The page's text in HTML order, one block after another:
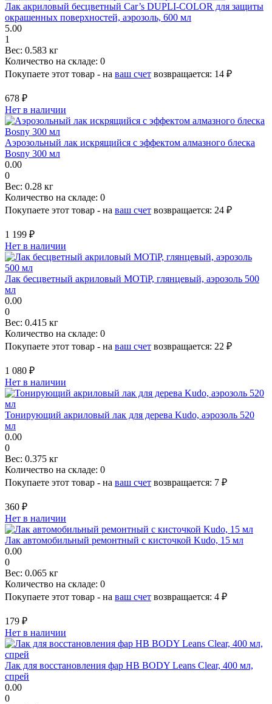
Лак акриловый бесцветный Car’s DUPLI-COLOR для защиты
окрашенных поверхностей, аэрозоль, 600 мл
5.00
1
Вес: 0.583 кг
Количество на складе: 0
Покупаете этот товар - на ваш счет возвращается: 14 ₽
678 ₽
Нет в наличии
Аэрозольный лак искрящийся с эффектом алмазного блеска
Bosny 300 мл
0.00
0
Вес: 0.28 кг
Количество на складе: 0
Покупаете этот товар - на ваш счет возвращается: 24 ₽
1 199 ₽
Нет в наличии
Лак бесцветный акриловый MOTiP, глянцевый, аэрозоль 500
мл
0.00
0
Вес: 0.415 кг
Количество на складе: 0
Покупаете этот товар - на ваш счет возвращается: 22 ₽
1 080 ₽
Нет в наличии
Тонирующий акриловый лак для дерева Kudo, аэрозоль 520
мл
0.00
0
Вес: 0.375 кг
Количество на складе: 0
Покупаете этот товар - на ваш счет возвращается: 7 ₽
360 ₽
Нет в наличии
Лак автомобильный ремонтный с кисточкой Kudo, 15 мл
0.00
0
Вес: 0.065 кг
Количество на складе: 0
Покупаете этот товар - на ваш счет возвращается: 4 ₽
179 ₽
Нет в наличии
Лак для восстановления фар HB BODY Leans Clear, 400 мл,
спрей
0.00
0